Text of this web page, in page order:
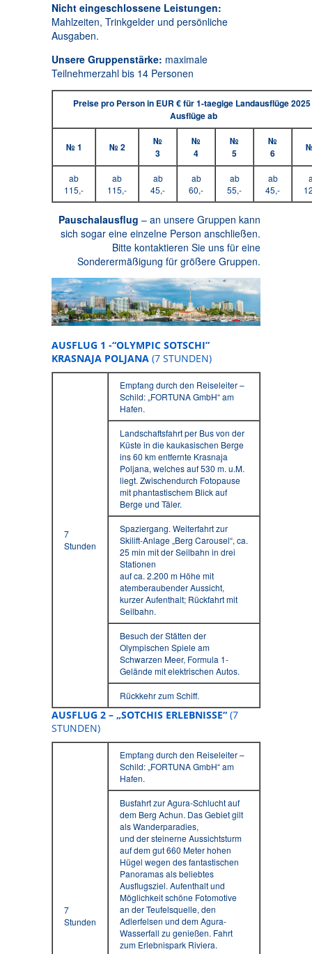
Nicht eingeschlossene Leistungen:
Mahlzeiten, Trinkgelder und persönliche
Ausgaben.
Unsere Gruppenstärke: maximale
Teilnehmerzahl bis 14 Personen
Preise pro Person in EUR € für 1-taegige Landausflüge 2025
Ausflüge ab
№ 1 № 2
№
3
№
4
№
5
№
6
ab
115,-
ab
115,-
ab
45,-
ab
60,-
ab
55,-
ab
45,-
Pauschalausflug – an unsere Gruppen kann
sich sogar eine einzelne Person anschließen.
Bitte kontaktieren Sie uns für eine
Sonderermäßigung für größere Gruppen.
AUSFLUG 1 -“OLYMPIC SOTSCHI”
KRASNAJA POLJANA (7 STUNDEN)
7
Stunden
Empfang durch den Reiseleiter –
Schild: „FORTUNA GmbH“ am
Hafen.
Landschaftsfahrt per Bus von der
Küste in die kaukasischen Berge
ins 60 km entfernte Krasnaja
Poljana, welches auf 530 m. u.M.
liegt. Zwischendurch Fotopause
mit phantastischem Blick auf
Berge und Täler.
Spaziergang. Weiterfahrt zur
Skilift-Anlage „Berg Carousel“, ca.
25 min mit der Seilbahn in drei
Stationen
auf ca. 2.200 m Höhe mit
atemberaubender Aussicht,
kurzer Aufenthalt; Rückfahrt mit
Seilbahn.
Besuch der Stätten der
Olympischen Spiele am
Schwarzen Meer, Formula 1-
Gelände mit elektrischen Autos.
Rückkehr zum Schiff.
AUSFLUG 2 – „SOTCHIS ERLEBNISSE“ (7
STUNDEN)
7
Stunden
Empfang durch den Reiseleiter –
Schild: „FORTUNA GmbH“ am
Hafen.
Busfahrt zur Agura-Schlucht auf
dem Berg Achun. Das Gebiet gilt
als Wanderparadies,
und der steinerne Aussichtsturm
auf dem gut 660 Meter hohen
Hügel wegen des fantastischen
Panoramas als beliebtes
Ausflugsziel. Aufenthalt und
Möglichkeit schöne Fotomotive
an der Teufelsquelle, den
Adlerfelsen und dem Agura-
Wasserfall zu genießen. Fahrt
zum Erlebnispark Riviera.